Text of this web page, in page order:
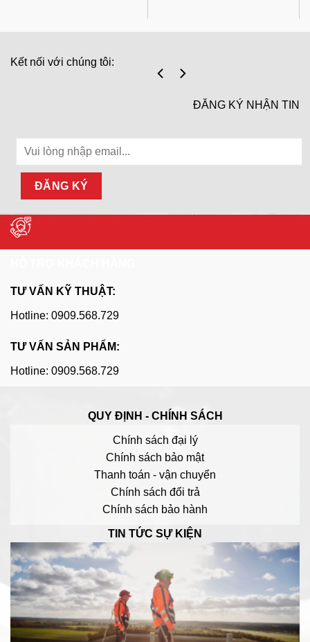
Kết nối với chúng tôi:
ĐĂNG KÝ NHẬN TIN
TƯ VẤN KỸ THUẬT:
Hotline: 0909.568.729
TƯ VẤN SẢN PHẨM:
Hotline: 0909.568.729
QUY ĐỊNH - CHÍNH SÁCH
Chính sách đại lý
Chính sách bảo mật
Thanh toán - vận chuyển
Chính sách đổi trả
Chính sách bảo hành
TIN TỨC SỰ KIỆN